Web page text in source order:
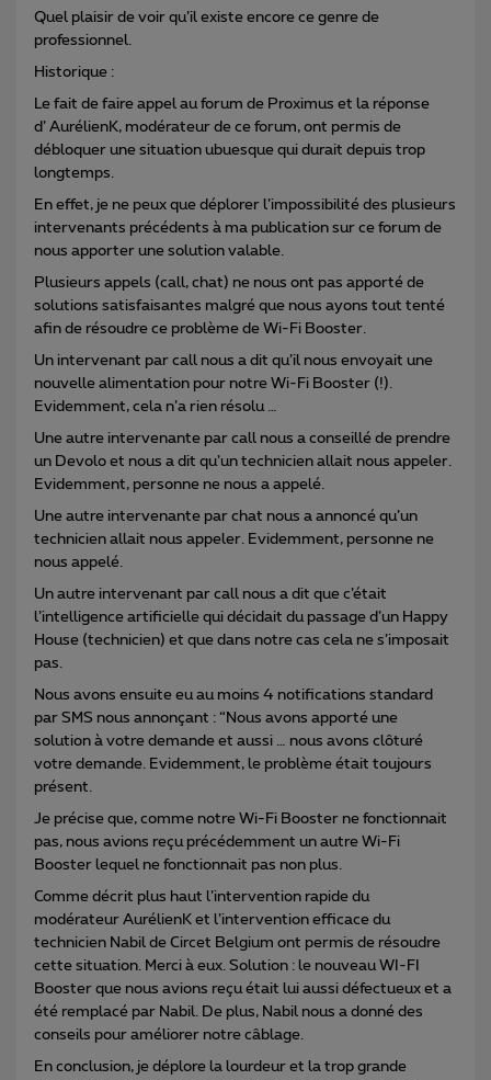
Quel plaisir de voir qu’il existe encore ce genre de
professionnel.
Historique :
Le fait de faire appel au forum de Proximus et la réponse
d’ AurélienK, modérateur de ce forum, ont permis de
débloquer une situation ubuesque qui durait depuis trop
longtemps.
En effet, je ne peux que déplorer l’impossibilité des plusieurs
intervenants précédents à ma publication sur ce forum de
nous apporter une solution valable.
Plusieurs appels (call, chat) ne nous ont pas apporté de
solutions satisfaisantes malgré que nous ayons tout tenté
afin de résoudre ce problème de Wi-Fi Booster.
Un intervenant par call nous a dit qu’il nous envoyait une
nouvelle alimentation pour notre Wi-Fi Booster (!).
Evidemment, cela n’a rien résolu …
Une autre intervenante par call nous a conseillé de prendre
un Devolo et nous a dit qu’un technicien allait nous appeler.
Evidemment, personne ne nous a appelé.
Une autre intervenante par chat nous a annoncé qu’un
technicien allait nous appeler. Evidemment, personne ne
nous appelé.
Un autre intervenant par call nous a dit que c’était
l’intelligence artificielle qui décidait du passage d’un Happy
House (technicien) et que dans notre cas cela ne s’imposait
pas.
Nous avons ensuite eu au moins 4 notifications standard
par SMS nous annonçant : “Nous avons apporté une
solution à votre demande et aussi … nous avons clôturé
votre demande. Evidemment, le problème était toujours
présent.
Je précise que, comme notre Wi-Fi Booster ne fonctionnait
pas, nous avions reçu précédemment un autre Wi-Fi
Booster lequel ne fonctionnait pas non plus.
Comme décrit plus haut l’intervention rapide du
modérateur AurélienK et l’intervention efficace du
technicien Nabil de Circet Belgium ont permis de résoudre
cette situation. Merci à eux. Solution : le nouveau WI-FI
Booster que nous avions reçu était lui aussi défectueux et a
été remplacé par Nabil. De plus, Nabil nous a donné des
conseils pour améliorer notre câblage.
En conclusion, je déplore la lourdeur et la trop grande